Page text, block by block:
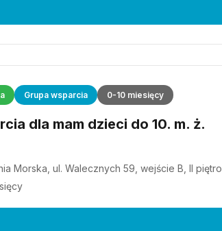
Grupa wsparcia 0-10 miesięcy
dla mam dzieci do 10. m. ż.
Morska, ul. Walecznych 59, wejście B, II piętro